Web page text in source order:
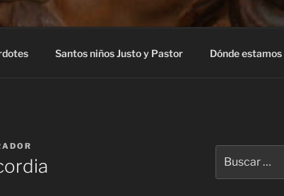
Santos niños Justo y Pastor Dónde estamos
por: